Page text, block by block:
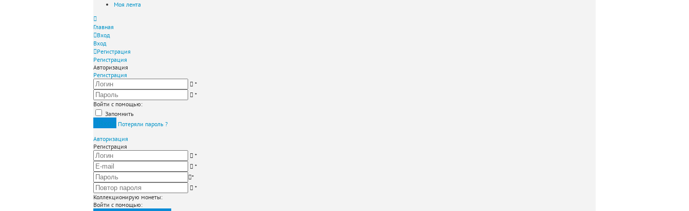
Моя лента
Главная
Вход
Вход
Регистрация
Регистрация
Авторизация
Регистрация
*
*
Войти с помощью:
Запомнить
Потеряли пароль ?
Авторизация
Регистрация
*
*
*
*
Коллекционирую монеты:
Войти с помощью: